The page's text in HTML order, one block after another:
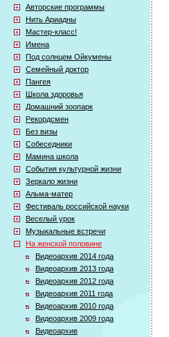
Авторские программы
Нить Ариадны
Мастер-класс!
Имена
Под солнцем Ойкумены
Семейный доктор
Пангея
Школа здоровья
Домашний зоопарк
Рекордсмен
Без визы
Собеседники
Мамина школа
События культурной жизни
Зеркало жизни
Альма-матер
Фестиваль российской науки
Веселый урок
Музыкальные встречи
На женской половине
Видеоархив 2014 года
Видеоархив 2013 года
Видеоархив 2012 года
Видеоархив 2011 года
Видеоархив 2010 года
Видеоархив 2009 года
Видеоархив